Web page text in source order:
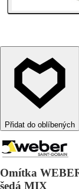
Omítka
šedá MIX